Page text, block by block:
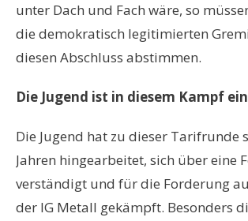
unter Dach und Fach wäre, so
die demokratisch legitimierten
diesen Abschluss abstimmen.
Die Jugend ist in diesem Kampf
Die Jugend hat zu dieser Tarifrunde
Jahren hingearbeitet, sich über eine
verständigt und für die Forderung
der IG Metall gekämpft. Besonders